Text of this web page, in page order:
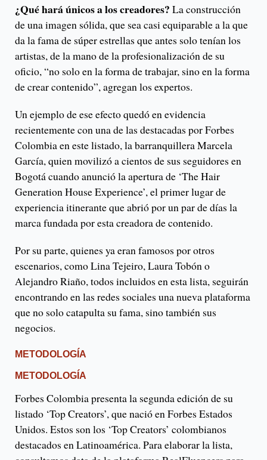
¿Qué hará únicos a los creadores? La construcción
de una imagen sólida, que sea casi equiparable a la que
da la fama de súper estrellas que antes solo tenían los
artistas, de la mano de la profesionalización de su
oficio, “no solo en la forma de trabajar, sino en la forma
de crear contenido”, agregan los expertos.
Un ejemplo de ese efecto quedó en evidencia
recientemente con una de las destacadas por Forbes
Colombia en este listado, la barranquillera Marcela
García, quien movilizó a cientos de sus seguidores en
Bogotá cuando anunció la apertura de ‘The Hair
Generation House Experience’, el primer lugar de
experiencia itinerante que abrió por un par de días la
marca fundada por esta creadora de contenido.
Por su parte, quienes ya eran famosos por otros
escenarios, como Lina Tejeiro, Laura Tobón o
Alejandro Riaño, todos incluidos en esta lista, seguirán
encontrando en las redes sociales una nueva plataforma
que no solo catapulta su fama, sino también sus
negocios.
METODOLOGÍA
METODOLOGÍA
Forbes Colombia presenta la segunda edición de su
listado ‘Top Creators’, que nació en Forbes Estados
Unidos. Estos son los ‘Top Creators’ colombianos
destacados en Latinoamérica. Para elaborar la lista,